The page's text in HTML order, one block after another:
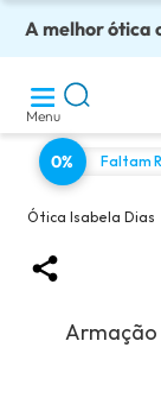
A melhor ótica
Óculos
Adquira em
Enviamos
Óculos de grau
Menu
0% Faltam
Ótica Isabela Dias
Armação